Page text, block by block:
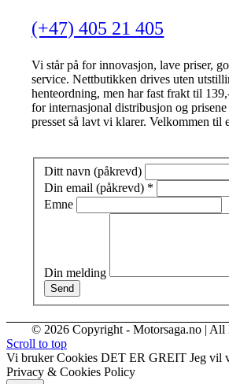
(+47) 405 21 405
Vi står på for innovasjon, lave priser,
service. Nettbutikken drives uten
henteordning, men har fast frakt til
for internasjonal distribusjon og
presset så lavt vi klarer. Velkommen til
Ditt navn (påkrevd)
Din email (påkrevd) *
Emne
Din melding
Send
© 2026 Copyright - Motorsaga.no | All
Scroll to top
Vi bruker Cookies DET ER GREIT Jeg vil
Privacy & Cookies Policy